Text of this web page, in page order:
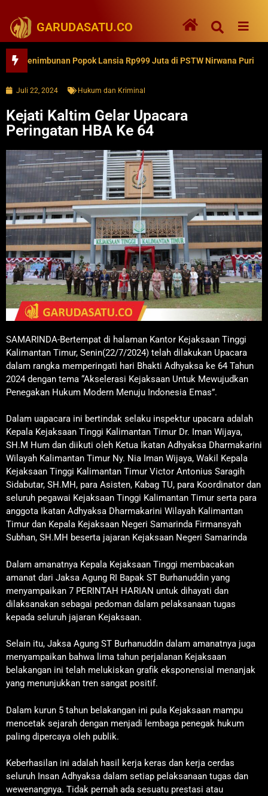
GARUDASATU.CO
Popok Lansia Rp999 Juta di PSTW Nirwana Puri
Juli 22, 2024 Hukum dan Kriminal
Kejati Kaltim Gelar Upacara
Peringatan HBA Ke 64
SAMARINDA-Bertempat di halaman Kantor Kejaksaan Tinggi
Kalimantan Timur, Senin(22/7/2024) telah dilakukan Upacara
dalam rangka memperingati hari Bhakti Adhyaksa ke 64 Tahun
2024 dengan tema “Akselerasi Kejaksaan Untuk Mewujudkan
Penegakan Hukum Modern Menuju Indonesia Emas”.
Dalam uapacara ini bertindak selaku inspektur upacara adalah
Kepala Kejaksaan Tinggi Kalimantan Timur Dr. Iman Wijaya,
SH.M Hum dan diikuti oleh Ketua Ikatan Adhyaksa Dharmakarini
Wilayah Kalimantan Timur Ny. Nia Iman Wijaya, Wakil Kepala
Kejaksaan Tinggi Kalimantan Timur Victor Antonius Saragih
Sidabutar, SH.MH, para Asisten, Kabag TU, para Koordinator dan
seluruh pegawai Kejaksaan Tinggi Kalimantan Timur serta para
anggota Ikatan Adhyaksa Dharmakarini Wilayah Kalimantan
Timur dan Kepala Kejaksaan Negeri Samarinda Firmansyah
Subhan, SH.MH beserta jajaran Kejaksaan Negeri Samarinda
Dalam amanatnya Kepala Kejaksaan Tinggi membacakan
amanat dari Jaksa Agung RI Bapak ST Burhanuddin yang
menyampaikan 7 PERINTAH HARIAN untuk dihayati dan
dilaksanakan sebagai pedoman dalam pelaksanaan tugas
kepada seluruh jajaran Kejaksaan.
Selain itu, Jaksa Agung ST Burhanuddin dalam amanatnya juga
menyampaikan bahwa lima tahun perjalanan Kejaksaan
belakangan ini telah melukiskan grafik eksponensial menanjak
yang menunjukkan tren sangat positif.
Dalam kurun 5 tahun belakangan ini pula Kejaksaan mampu
mencetak sejarah dengan menjadi lembaga penegak hukum
paling dipercaya oleh publik.
Keberhasilan ini adalah hasil kerja keras dan kerja cerdas
seluruh Insan Adhyaksa dalam setiap pelaksanaan tugas dan
wewenangnya. Tidak pernah ada sesuatu prestasi atau